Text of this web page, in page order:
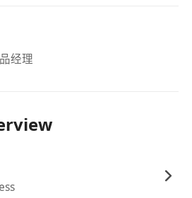
模與問題拆解能力，能獨立分
並在跨時區、跨文化團隊中高
；重視團隊協作，樂於知識共
主流開發語言；熟練運用
等企業級框架；具備Oracle高
经理